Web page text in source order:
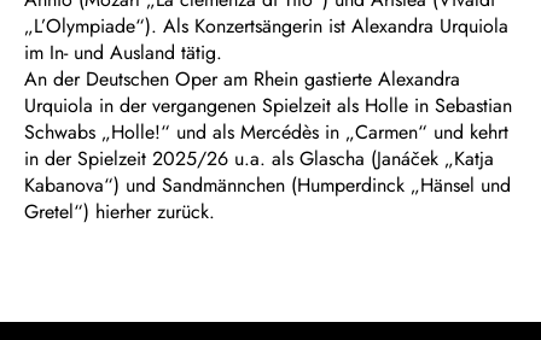
„L’Olympiade“). Als Konzertsängerin ist Alexandra Urquiola
im In- und Ausland tätig.
An der Deutschen Oper am Rhein gastierte Alexandra
Urquiola in der vergangenen Spielzeit als Holle in Sebastian
Schwabs „Holle!“ und als Mercédès in „Carmen“ und kehrt
in der Spielzeit 2025/26 u.a. als Glascha (Janáček „Katja
Kabanova“) und Sandmännchen (Humperdinck „Hänsel und
Gretel“) hierher zurück.